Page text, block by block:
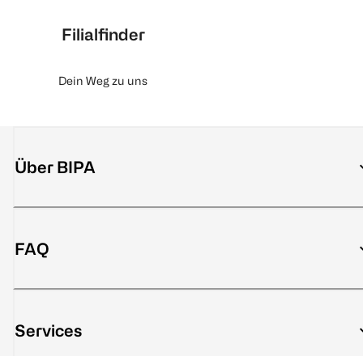
Filialfinder
Dein Weg zu uns
Über BIPA
FAQ
Services